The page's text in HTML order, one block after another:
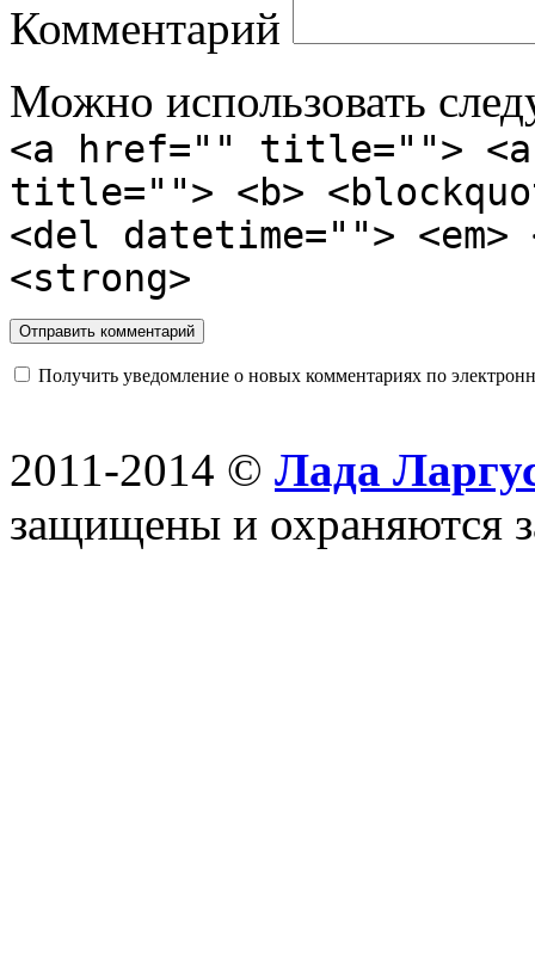
Комментарий
Можно использовать
<a href="" title="">
title=""> <b>
<del datetime="">
<strong>
Получить уведомление о новых комментариях по
2011-2014 © Лада
защищены и охраняются